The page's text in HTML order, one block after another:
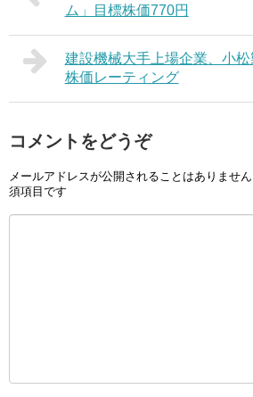
ム」目標株価770円
建設機械大手上場企業、小
株価レーティング
コメントをどうぞ
メールアドレスが公開されることはありません
須項目です